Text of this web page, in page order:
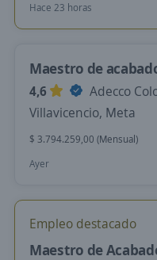
Hace 23 horas
Maestro de
4,6
Adecco
Villavicencio, Meta
$ 3.794.259,00 (Mensual)
Ayer
Empleo destacado
Maestro de